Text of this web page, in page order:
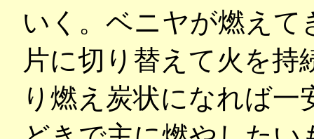
いく。ベニヤが燃え
片に切り替えて火を持
り燃え炭状になれば